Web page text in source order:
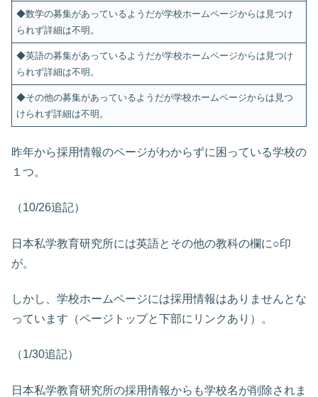
◆数学の募集があっているようだが学校ホームページからは見つけ
られず詳細は不明。
◆英語の募集があっているようだが学校ホームページからは見つけ
られず詳細は不明。
◆その他の募集があっているようだが学校ホームページからは見つ
けられず詳細は不明。
昨年から採用情報のページがわからずに困っている学校の
１つ。
（10/26追記）
日本私学教育研究所には英語とその他の教科の欄に○印
が。
しかし、学校ホームページには採用情報はありませんとな
っています（ページトップと下部にリンクあり）。
（1/30追記）
日本私学教育研究所の採用情報からも学校名が削除されま